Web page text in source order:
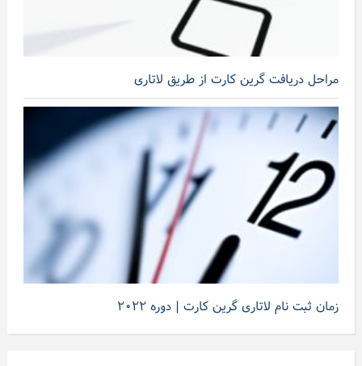
مراحل دریافت گرین کارت از طریق لاتاری
زمان ثبت نام لاتاری گرین کارت | دوره ۲۰۲۲